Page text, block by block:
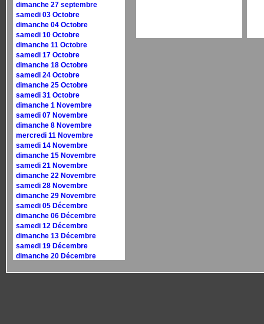
dimanche 27 septembre
samedi 03 Octobre
dimanche 04 Octobre
samedi 10 Octobre
dimanche 11 Octobre
samedi 17 Octobre
dimanche 18 Octobre
samedi 24 Octobre
dimanche 25 Octobre
samedi 31 Octobre
dimanche 1 Novembre
samedi 07 Novembre
dimanche 8 Novembre
mercredi 11 Novembre
samedi 14 Novembre
dimanche 15 Novembre
samedi 21 Novembre
dimanche 22 Novembre
samedi 28 Novembre
dimanche 29 Novembre
samedi 05 Décembre
dimanche 06 Décembre
samedi 12 Décembre
dimanche 13 Décembre
samedi 19 Décembre
dimanche 20 Décembre